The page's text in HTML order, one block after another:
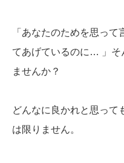
「あなたのためを思っ
てあげているのに… 」そ
ませんか？
どんなに良かれと思って
は限りません。